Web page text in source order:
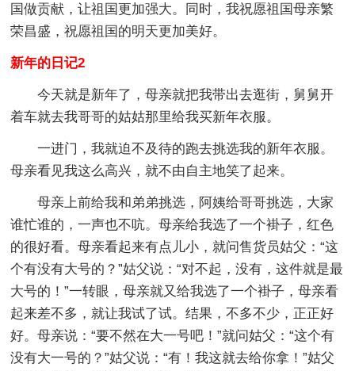
国做贡献，让祖国更加强大。同时，我祝愿祖国母亲繁
荣昌盛，祝愿祖国的明天更加美好。
新年的日记2
今天就是新年了，母亲就把我带出去逛街，舅舅开
着车就去我哥哥的姑姑那里给我买新年衣服。
一进门，我就迫不及待的跑去挑选我的新年衣服。
母亲看见我这么高兴，就不由自主地笑了起来。
母亲上前给我和弟弟挑选，阿姨给哥哥挑选，大家
谁忙谁的，一声也不吭。母亲给我选了一个褂子，红色
的很好看。母亲看起来有点儿小，就问售货员姑父：“这
个有没有大号的？”姑父说：“对不起，没有，这件就是最
大号的！”一转眼，母亲就又给我选了一个褂子，母亲看
起来差不多，就让我试了试。结果，不多不少，正正好
好。母亲说：“要不然在大一号吧！”就问姑父：“这个有
没有大一号的？”姑父说：“有！我这就去给你拿！”姑父